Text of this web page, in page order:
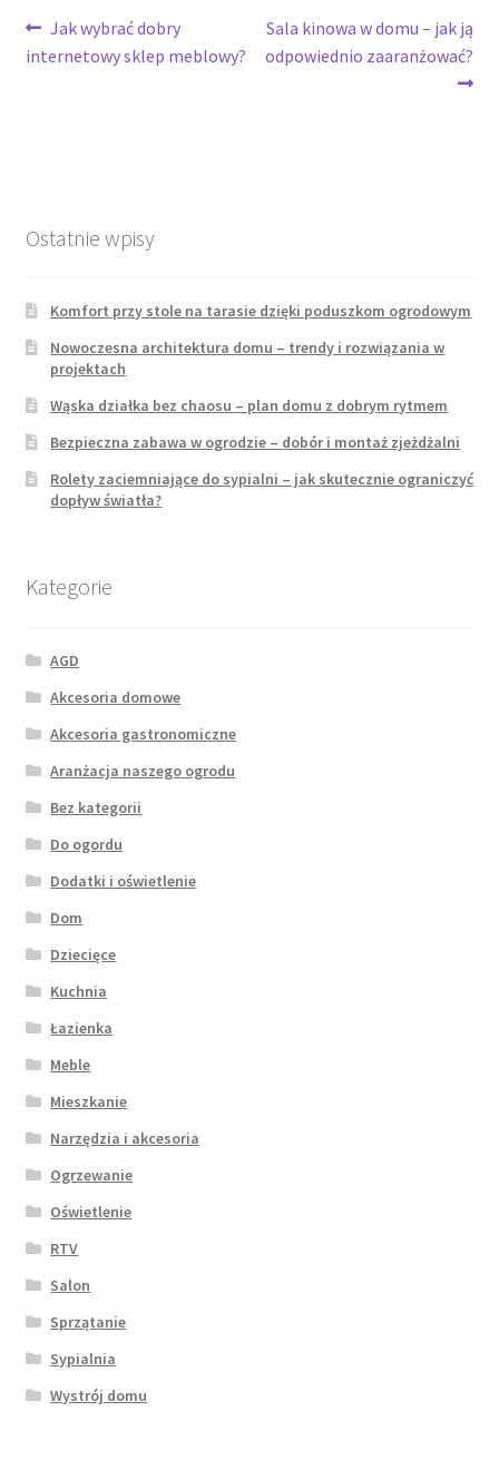
Nawigacja
wpisu
Poprzedni
wpis:
Jak wybrać dobry
internetowy sklep meblowy?
Następny
wpis:
Sala kinowa w domu – jak ją
odpowiednio zaaranżować?
Ostatnie wpisy
Komfort przy stole na tarasie dzięki poduszkom ogrodowym
Nowoczesna architektura domu – trendy i rozwiązania w
projektach
Wąska działka bez chaosu – plan domu z dobrym rytmem
Bezpieczna zabawa w ogrodzie – dobór i montaż zjeżdżalni
Rolety zaciemniające do sypialni – jak skutecznie ograniczyć
dopływ światła?
Kategorie
AGD
Akcesoria domowe
Akcesoria gastronomiczne
Aranżacja naszego ogrodu
Bez kategorii
Do ogordu
Dodatki i oświetlenie
Dom
Dziecięce
Kuchnia
Łazienka
Meble
Mieszkanie
Narzędzia i akcesoria
Ogrzewanie
Oświetlenie
RTV
Salon
Sprzątanie
Sypialnia
Wystrój domu